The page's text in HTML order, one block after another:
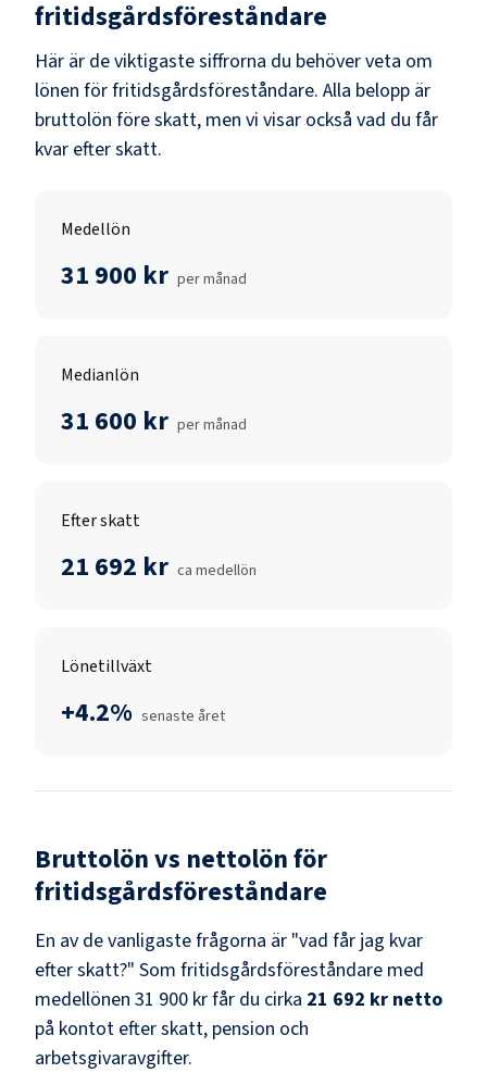
fritidsgårdsföreståndare
Här är de viktigaste siffrorna du behöver veta om
lönen förfritidsgårdsföreståndare. Alla belopp är
bruttolön före skatt, men vi visar också vad du får
kvar efter skatt.
Medellön
31 900 kr per månad
Medianlön
31 600 kr per månad
Efter skatt
21 692 kr ca medellön
Lönetillväxt
+4.2% senaste året
Bruttolön vs nettolön för
fritidsgårdsföreståndare
En av de vanligaste frågorna är "vad får jag kvar
efter skatt?" Som fritidsgårdsföreståndare med
medellönen 31 900 krfår du cirka 21 692 kr netto
på kontot efter skatt, pension och
arbetsgivaravgifter.